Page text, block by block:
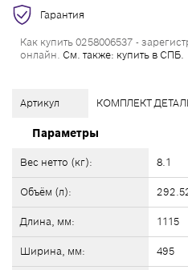
Артикул КОМПЛЕКТ
Параметры
Вес нетто (кг): 8.1
Объём (л):
Длина, мм: 1115
Ширина, мм: 495
Гарантия
Как купить 0258006537 -
онлайн. См. также: купить в СПБ.